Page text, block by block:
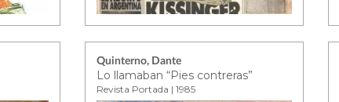
Quinterno, Dante
Lo llamaban “Pies contreras”
Revista Portada | 1985